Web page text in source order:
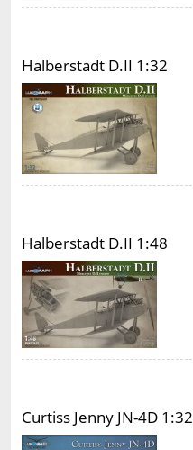
Halberstadt D.II 1:32
Halberstadt D.II 1:48
Curtiss Jenny JN-4D 1:32